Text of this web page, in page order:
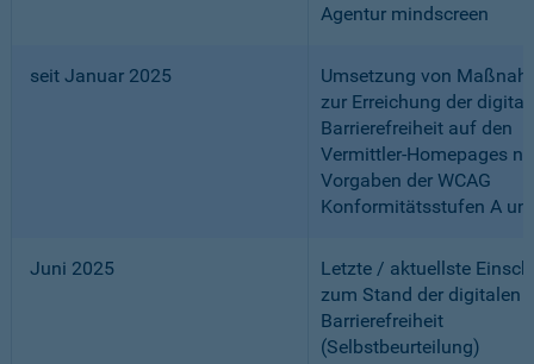
Agentur mindscreen
seit Januar 2025
Umsetzung von
zur Erreichung der
Barrierefreiheit auf den
Vermittler-Homepages
Vorgaben der WCAG
Konformitätsstufen A
Juni 2025
Letzte / aktuellste
zum Stand der digitalen
Barrierefreiheit
(Selbstbeurteilung)